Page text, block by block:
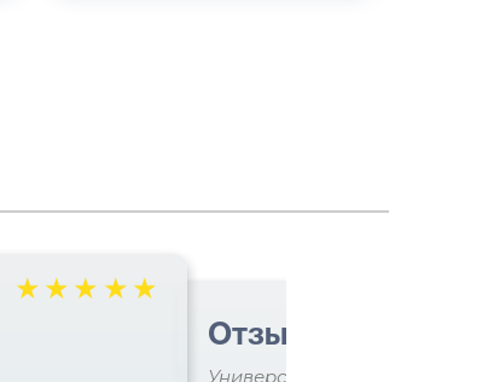
☆ ☆ ☆ ☆ ☆
Отзыв об
Университет прикладных